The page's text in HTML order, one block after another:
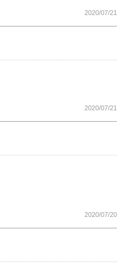
2020/07/21
2020/07/21
2020/07/20